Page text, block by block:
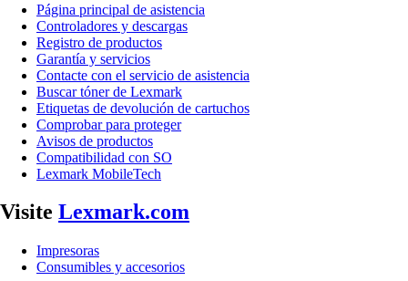
Página principal de asistencia
Controladores y descargas
Registro de productos
Garantía y servicios
Contacte con el servicio de asistencia
Buscar tóner de Lexmark
Etiquetas de devolución de cartuchos
Comprobar para proteger
Avisos de productos
Compatibilidad con SO
Lexmark MobileTech
Visite Lexmark.com
Impresoras
Consumibles y accesorios